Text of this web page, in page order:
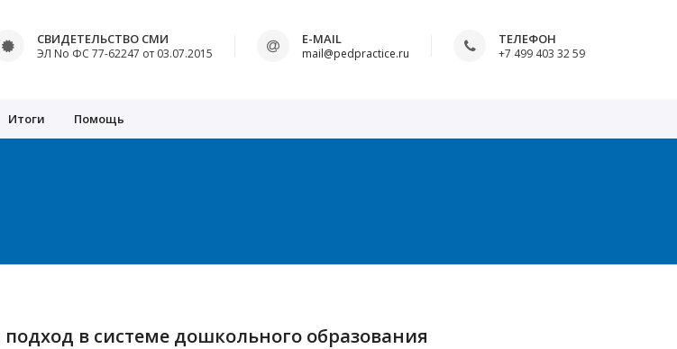
СВИДЕТЕЛЬСТВО СМИ
ЭЛ No ФС 77-62247 от 03.07.2015
E-MAIL
mail@pedpractice.ru
ТЕЛЕФОН
+7 499 403 32 59
Итоги Помощь
в системе дошкольного образования